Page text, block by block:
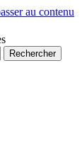
au contenu